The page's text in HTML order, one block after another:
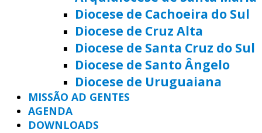
Diocese de Cachoeira do Sul
Diocese de Cruz Alta
Diocese de Santa Cruz do Sul
Diocese de Santo Ângelo
Diocese de Uruguaiana
MISSÃO AD GENTES
AGENDA
DOWNLOADS